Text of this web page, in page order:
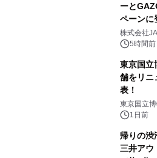
ーと
ペーン
GR 4車
メニュー
株式会社
5時間前
東京国立
舗をリ
表！
東京国立
1日前
帰りの渋
三井アウ